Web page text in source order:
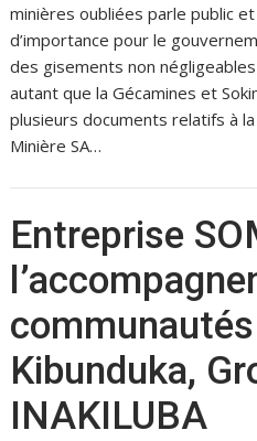
minières oubliées parle public
d’importance pour le
des gisements non
autant que la Gécamines et
plusieurs documents relatifs à
Minière SA…
Entreprise
Kibunduka,
INAKILUBA